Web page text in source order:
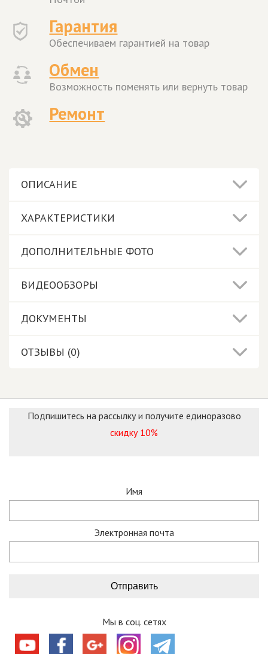
Гарантия
Обеспечиваем гарантией на товар
Обмен
Возможность поменять или вернуть товар
Ремонт
ОПИСАНИЕ
ХАРАКТЕРИСТИКИ
ДОПОЛНИТЕЛЬНЫЕ ФОТО
ВИДЕООБЗОРЫ
ДОКУМЕНТЫ
ОТЗЫВЫ (0)
Подпишитесь на рассылку и получите единоразово
скидку 10%
Имя
Электронная почта
Мы в соц. сетях